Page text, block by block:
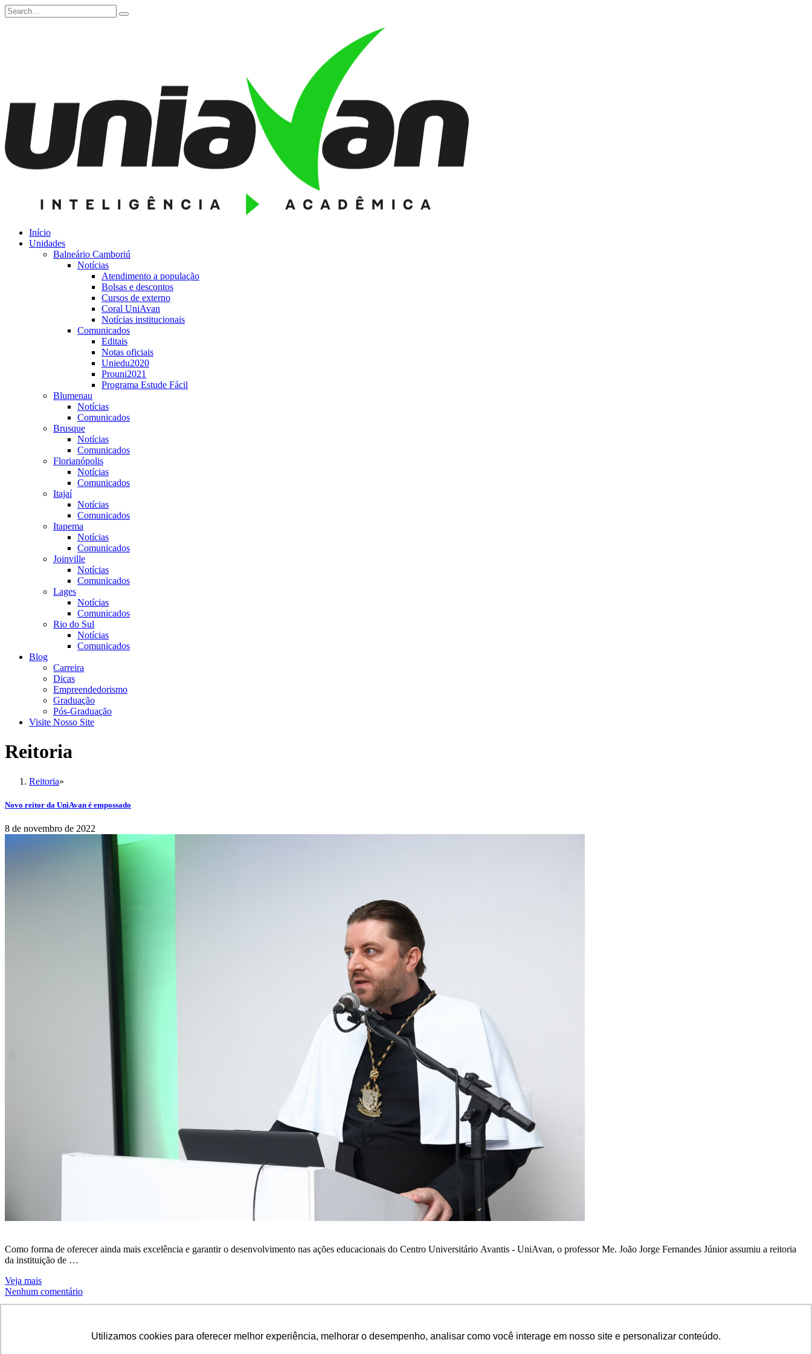
Utilizamos cookies para oferecer melhor experiência, melhorar o desempenho, analisar como você interage em nosso site e personalizar conteúdo.
Início
Unidades
Balneário Camboriú
Notícias
Atendimento a população
Bolsas e descontos
Cursos de externo
Coral UniAvan
Notícias institucionais
Comunicados
Editais
Notas oficiais
Uniedu2020
Prouni2021
Programa Estude Fácil
Blumenau
Notícias
Comunicados
Brusque
Notícias
Comunicados
Florianópolis
Notícias
Comunicados
Itajaí
Notícias
Comunicados
Itapema
Notícias
Comunicados
Joinville
Notícias
Comunicados
Lages
Notícias
Comunicados
Rio do Sul
Notícias
Comunicados
Blog
Carreira
Dicas
Empreendedorismo
Graduação
Pós-Graduação
Visite Nosso Site
Reitoria
Reitoria»
Novo reitor da UniAvan é empossado
8 de novembro de 2022
Como forma de oferecer ainda mais excelência e garantir o desenvolvimento nas ações educacionais do Centro Universitário Avantis - UniAvan, o professor Me. João Jorge Fernandes Júnior assumiu a reitoria
da instituição de …
Veja mais
Nenhum comentário